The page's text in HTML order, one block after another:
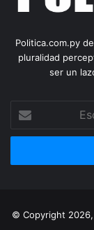
Politica.com.py
pluralidad
ser un
correo
© Copyright